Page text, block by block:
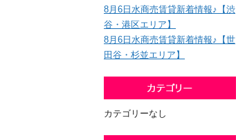
8月6日水商売賃貸新着情報♪【渋
谷・港区エリア】
8月6日水商売賃貸新着情報♪【世
田谷・杉並エリア】
カテゴリーなし